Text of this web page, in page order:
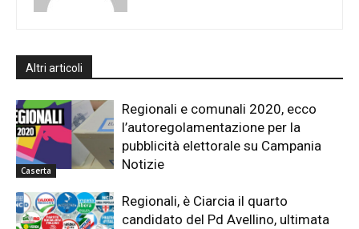
Altri articoli
Caserta
Regionali e comunali 2020, ecco
l’autoregolamentazione per la
pubblicità elettorale su Campania
Notizie
Regionali, è Ciarcia il quarto
candidato del Pd Avellino, ultimata